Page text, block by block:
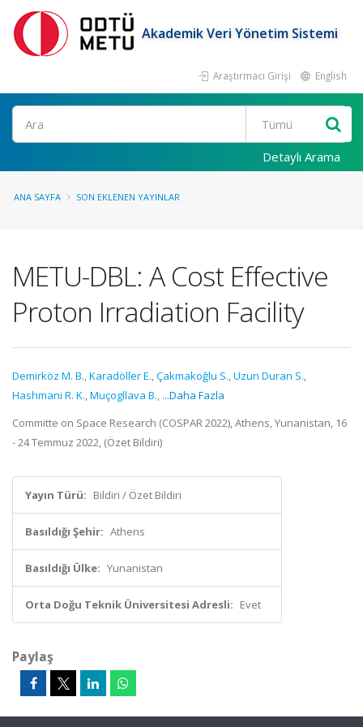
Akademik Veri Yönetim Sistemi
Araştırmacı Girişi English
Ara
Detaylı Arama
ANA SAYFA SON EKLENEN YAYINLAR
METU-DBL: A Cost Effective
Proton Irradiation Facility
Demirköz M. B.,Karadöller E.,Çakmakoğlu S.,Uzun Duran S.,
Hashmani R. K.,Muçogllava B., ...Daha Fazla
Committe on Space Research (COSPAR 2022), Athens, Yunanistan, 16
- 24 Temmuz 2022, (Özet Bildiri)
Yayın Türü: Bildiri / Özet Bildiri
Basıldığı Şehir: Athens
Basıldığı Ülke: Yunanistan
Orta Doğu Teknik Üniversitesi Adresli: Evet
Paylaş